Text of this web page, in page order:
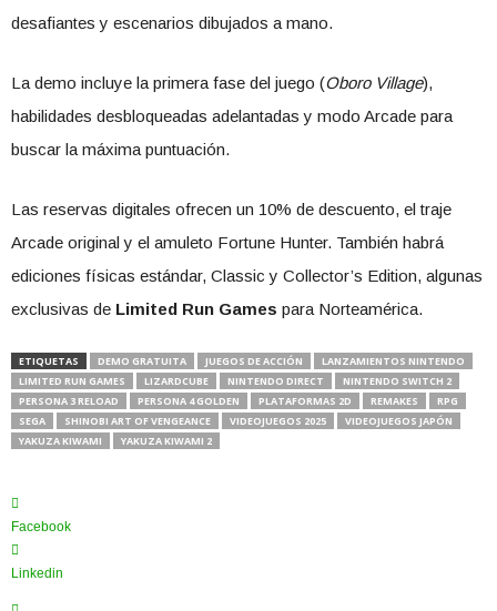
desafiantes y escenarios dibujados a mano.
La demo incluye la primera fase del juego (Oboro Village),
habilidades desbloqueadas adelantadas y modo Arcade para
buscar la máxima puntuación.
Las reservas digitales ofrecen un 10% de descuento, el traje
Arcade original y el amuleto Fortune Hunter. También habrá
ediciones físicas estándar, Classic y Collector’s Edition, algunas
exclusivas de Limited Run Games para Norteamérica.
ETIQUETAS DEMO GRATUITA JUEGOS DE ACCIÓN
LANZAMIENTOS NINTENDO
LIMITED RUN GAMES
LIZARDCUBE NINTENDO DIRECT
NINTENDO SWITCH 2
PERSONA 3 RELOAD
PERSONA 4 GOLDEN PLATAFORMAS 2D REMAKES
RPG
SEGA
SHINOBI ART OF VENGEANCE VIDEOJUEGOS 2025
VIDEOJUEGOS JAPÓN
YAKUZA KIWAMI
YAKUZA KIWAMI 2
Facebook
Linkedin